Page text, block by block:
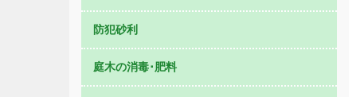
防犯砂利
庭木の消毒･肥料